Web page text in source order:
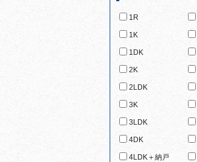
1R
1K
1DK
2K
2LDK
3K
3LDK
4DK
4LDK＋納戸